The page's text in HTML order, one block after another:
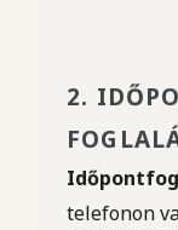
2.
telefonon